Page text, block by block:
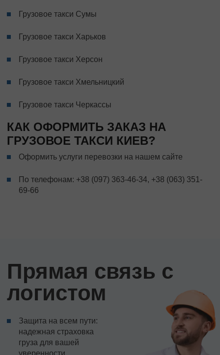
Грузовое такси Сумы
Грузовое такси Харьков
Грузовое такси Херсон
Грузовое такси Хмельницкий
Грузовое такси Черкассы
КАК ОФОРМИТЬ ЗАКАЗ НА
ГРУЗОВОЕ ТАКСИ КИЕВ?
Оформить услуги перевозки на нашем сайте
По телефонам: +38 (097) 363-46-34, +38 (063) 351-
69-66
Прямая связь с
логистом
Защита на всем пути:
надежная страховка
груза для вашей
уверенности